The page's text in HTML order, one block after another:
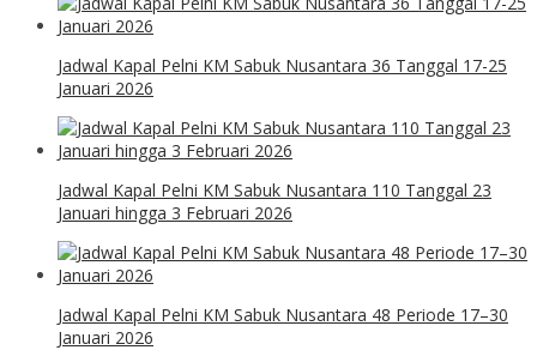
Jadwal Kapal Pelni KM Sabuk Nusantara 36 Tanggal 17-25
Januari 2026
Jadwal Kapal Pelni KM Sabuk Nusantara 110 Tanggal 23
Januari hingga 3 Februari 2026
Jadwal Kapal Pelni KM Sabuk Nusantara 48 Periode 17–30
Januari 2026